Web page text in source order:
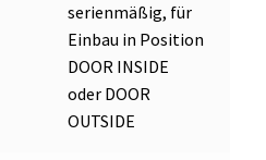
serienmäßig, für
Einbau in Position
DOOR INSIDE
oder DOOR
OUTSIDE